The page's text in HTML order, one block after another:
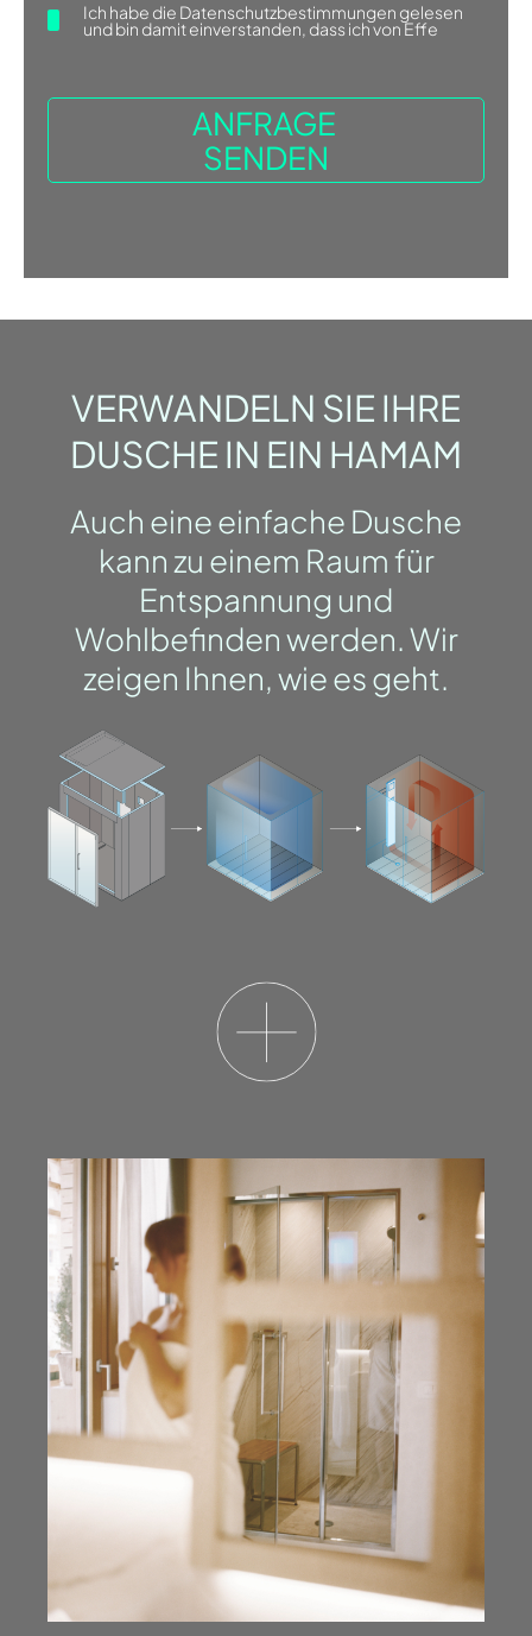
Ich habe die Datenschutzbestimmungen gelesen
und bin damit einverstanden, dass ich von Effe
VERWANDELN SIE IHRE
DUSCHE IN EIN HAMAM
Auch eine einfache Dusche
kann zu einem Raum für
Entspannung und
Wohlbefinden werden. Wir
zeigen Ihnen, wie es geht.